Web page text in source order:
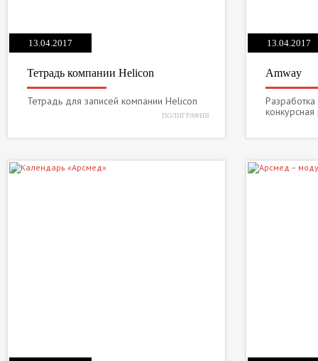
13.04.2017
Тетрадь компании Helicon
Тетрадь для записей компании Helicon
ПОЛИГРАФИЯ
13.04.2017
Amway